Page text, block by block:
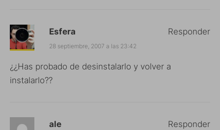
Esfera
28 septiembre, 2007 a las 23:42
¿¿Has probado de desinstalarlo y volver a
instalarlo??
Responder
ale Responder